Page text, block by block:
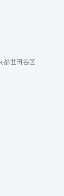
都世田谷区